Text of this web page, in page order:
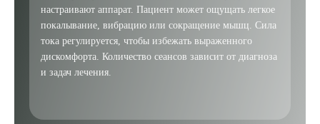
настраивают аппарат. Пациент может ощущать легкое
покалывание, вибрацию или сокращение мышц. Сила
тока регулируется, чтобы избежать выраженного
дискомфорта. Количество сеансов зависит от диагноза
и задач лечения.